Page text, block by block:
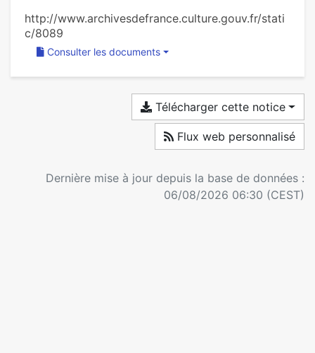
http://www.archivesdefrance.culture.gouv.fr/stati
c/8089
Consulter les documents
Télécharger cette notice
Flux web personnalisé
Dernière mise à jour depuis la base de données :
06/08/2026 06:30 (CEST)